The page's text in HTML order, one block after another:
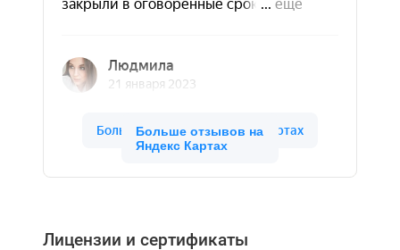
Больше отзывов на
Яндекс Картах
Лицензии и сертификаты